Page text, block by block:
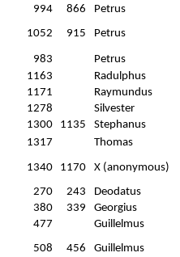
994
866 Petrus
1052
915 Petrus
983
Petrus
1163
Radulphus
1171
Raymundus
1278
Silvester
1300
1135 Stephanus
1317
Thomas
1340 1170
X (anonymous)
270
243
Deodatus
380
339 Georgius
477
Guillelmus
508
456 Guillelmus